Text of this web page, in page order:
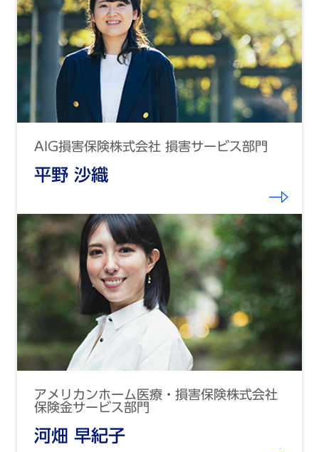
AIG損害保険株式会社 損害サービス部門
平野 沙織
アメリカンホーム医療・損害保険株式会社
保険金サービス部門
河畑 早紀子